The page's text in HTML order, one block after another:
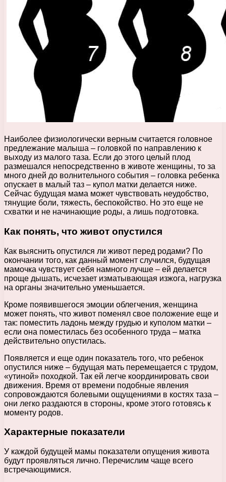
Наиболее физиологически верным считается головное
предлежание малыша – головкой по направлению к
выходу из малого таза. Если до этого целый плод
размешался непосредственно в животе женщины, то за
много дней до волнительного события – головка ребенка
опускает в малый таз – купол матки делается ниже.
Сейчас будущая мама может чувствовать неудобство,
тянущие боли, тяжесть, беспокойство. Но это еще не
схватки и не начинающие роды, а лишь подготовка.
Как понять, что живот опустился
Как выяснить опустился ли живот перед родами? По
окончании того, как данный момент случился, будущая
мамочка чувствует себя намного лучше – ей делается
проще дышать, исчезает изматывающая изжога, нагрузка
на органы значительно уменьшается.
Кроме появившегося эмоции облегчения, женщина
может понять, что живот поменял свое положение еще и
так: поместить ладонь между грудью и куполом матки –
если она поместилась без особенного труда – матка
действительно опустилась.
Появляется и еще один показатель того, что ребенок
опустился ниже – будущая мать перемещается с трудом,
«утиной» походкой. Так ей легче координировать свои
движения. Время от времени подобные явления
сопровождаются болевыми ощущениями в костях таза –
они легко раздаются в стороны, кроме этого готовясь к
моменту родов.
Характерные показатели
У каждой будущей мамы показатели опущения живота
будут проявляться лично. Перечислим чаще всего
встречающимися.